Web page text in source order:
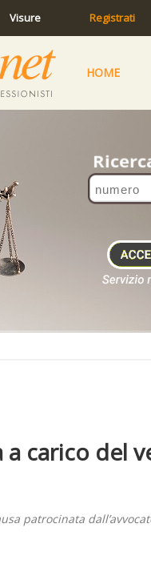
Visure Registrati
HOME
carico del
patrocinata